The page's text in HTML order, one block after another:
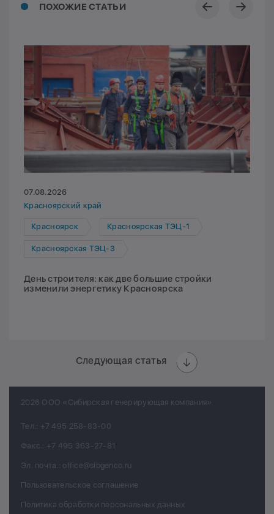
ПОХОЖИЕ СТАТЬИ
07.08.2026
Красноярский край
Красноярск Красноярская ТЭЦ-1
Красноярская ТЭЦ-3
День строителя: как две большие стройки
изменили энергетику Красноярска
Следующая статья
2026 ООО «Сибирская генерирующая компания»
Тел.: +7 495 258-83-00
Факс.: +7 495 363-27-81
Эл. почта.: office@sibgenco.ru
Пользовательское соглашение
Политика обработки персональных данных